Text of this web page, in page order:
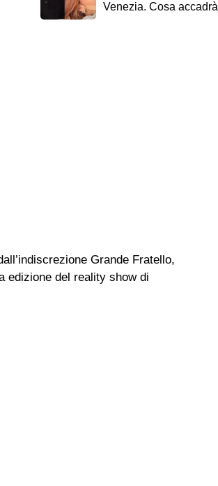
Grande Fratello,
edizione del reality show di
Venezia. Cosa accadrà